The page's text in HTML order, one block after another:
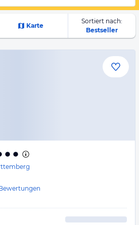
Karte
Sortiert nach:
Bestseller